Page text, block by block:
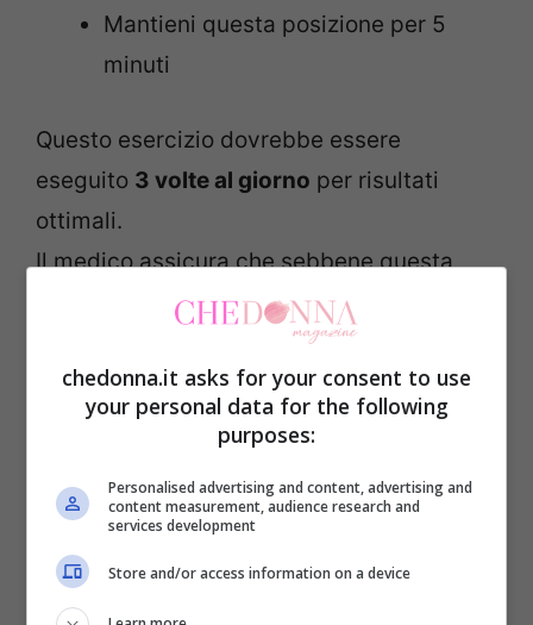
Mantieni questa posizione per 5
minuti
Questo esercizio dovrebbe essere
eseguito 3 volte al giorno per risultati
ottimali.
Il medico assicura che sebbene questa
posizione possa essere difficile da
raggiungere all’inizio, è molto efficace.
Inoltre, sembrerebbe che la complessità
dell’esercizio diminuisca con la pratica.
hanno migliorato la loro postura e si sono
addominale.
chedonna.it asks for your consent to use
your personal data for the following
purposes:
Personalised advertising and content, advertising and
content measurement, audience research and
services development
Store and/or access information on a device